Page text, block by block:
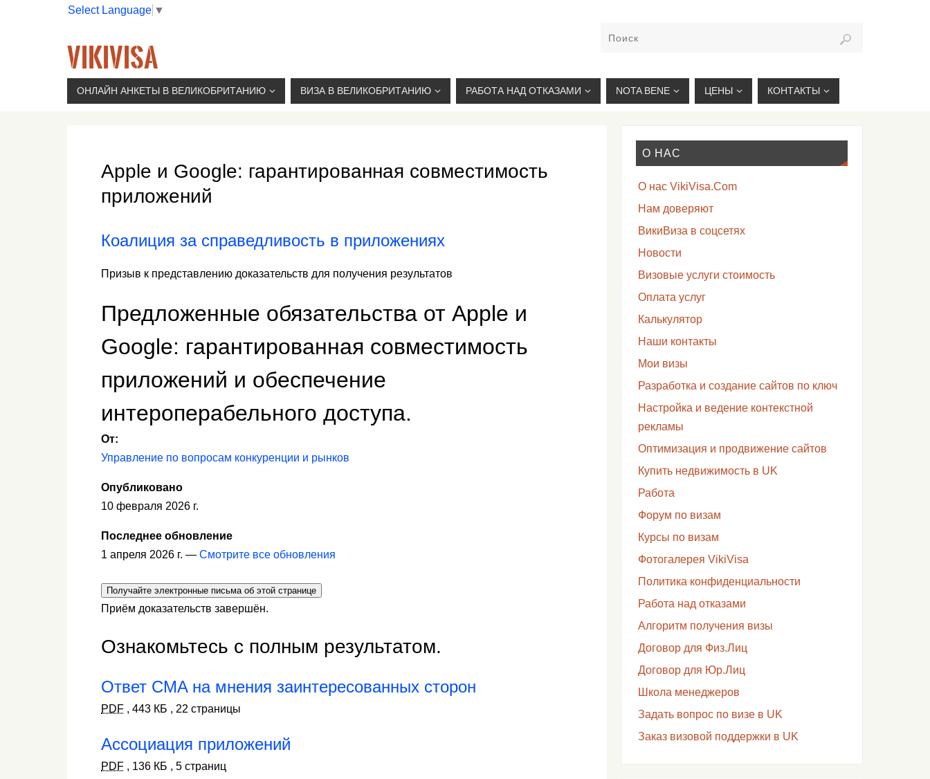
Select Language ▼
VIKIVISA
Г. МОСКВА, 2-Й СЫРОМЯТНИЧЕСКИЙ ПЕР., 11, М. КУРСКАЯ, +7(926)734-03-33, +7(926)274-03-33, VISA@VIKIVISA.RU
ОНЛАЙН АНКЕТЫ В ВЕЛИКОБРИТАНИЮ ВИЗА В ВЕЛИКОБРИТАНИЮ РАБОТА НАД ОТКАЗАМИ NOTA BENE ЦЕНЫ КОНТАКТЫ
Apple и Google: гарантированная совместимость
приложений
Коалиция за справедливость в приложениях
Призыв к представлению доказательств для получения результатов
Предложенные обязательства от Apple и
Google: гарантированная совместимость
приложений и обеспечение
интероперабельного доступа.
От:
Управление по вопросам конкуренции и рынков
Опубликовано
10 февраля 2026 г.
Последнее обновление
1 апреля 2026 г. — Смотрите все обновления
Получайте электронные письма об этой странице
Приём доказательств завершён.
Ознакомьтесь с полным результатом.
Ответ CMA на мнения заинтересованных сторон
PDF , 443 КБ , 22 страницы
Ассоциация приложений
PDF , 136 КБ , 5 страниц
О НАС
О нас VikiVisa.Com
Нам доверяют
ВикиВиза в соцсетях
Новости
Визовые услуги стоимость
Оплата услуг
Калькулятор
Наши контакты
Мои визы
Разработка и создание сайтов по ключ
Настройка и ведение контекстной
рекламы
Оптимизация и продвижение сайтов
Купить недвижимость в UK
Работа
Форум по визам
Курсы по визам
Фотогалерея VikiVisa
Политика конфиденциальности
Работа над отказами
Алгоритм получения визы
Договор для Физ.Лиц
Договор для Юр.Лиц
Школа менеджеров
Задать вопрос по визе в UK
Заказ визовой поддержки в UK